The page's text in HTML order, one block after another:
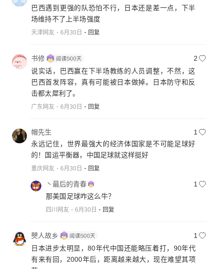
巴西遇到更强的队恐怕不行，日本还是差一点，下半
场维持不了上半场强度
天津网友 6月30日 回复
书修
2
说实话，巴西赢在下半场教练的人员调整，不然，这
巴西首发阵容，真有可能被日本做掉。日本防守和反
击都太犀利了。
广东网友 6月30日 回复
帽先生
1
永远记住，世界最强大的经济体国家是不可能足球好
的！国运平衡器，中国足球就这样挺好
重庆网友 6月30日 回复
丶最后的青春
1
那美国足球咋这么牛？
四川网友 6月30日 回复
僰人故乡
1
日本进步太明显，80年代中国还能略压着打，90年代
有来有回，2000年后，距离越来越大，现在难望其项